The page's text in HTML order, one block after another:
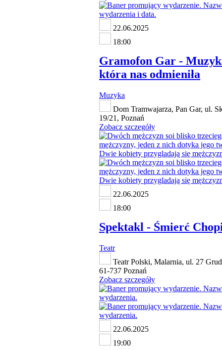
22.06.2025
18:00
Gramofon Gar -
która nas odmieniła
Muzyka
Dom Tramwajarza, Pan Gar, ul.
19/21, Poznań
Zobacz szczegóły
22.06.2025
18:00
Spektakl - Śmierć
Teatr
Teatr Polski, Malarnia, ul. 27
61-737 Poznań
Zobacz szczegóły
22.06.2025
19:00